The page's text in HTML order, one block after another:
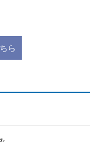
ら